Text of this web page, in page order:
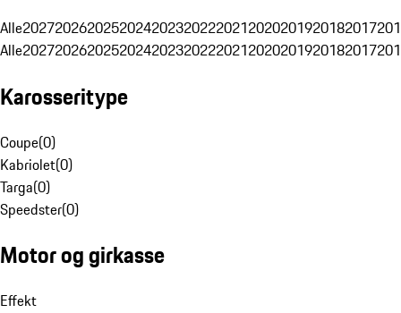
Alle20272026202520242023202220212020201920182017
Alle20272026202520242023202220212020201920182017
Karosseritype
Coupe(0)
Kabriolet(0)
Targa(0)
Speedster(0)
Motor og girkasse
Effekt